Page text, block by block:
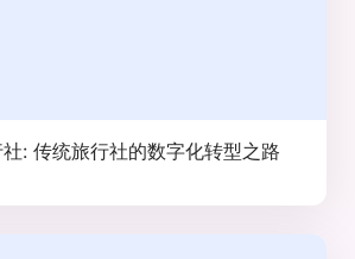
: 传统旅行社的数字化转型之路